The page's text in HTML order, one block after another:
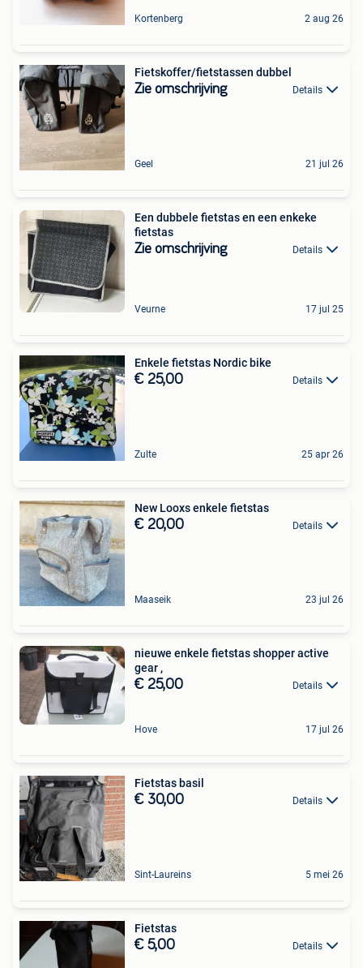
Kortenberg 2 aug 26
Fietskoffer/fietstassen dubbel
Zie omschrijving Details
Geel 21 jul 26
Een dubbele fietstas en een enkeke
fietstas
Zie omschrijving Details
Veurne 17 jul 25
Enkele fietstas Nordic bike
€ 25,00 Details
Zulte 25 apr 26
New Looxs enkele fietstas
€ 20,00 Details
Maaseik 23 jul 26
nieuwe enkele fietstas shopper active
gear ,
€ 25,00 Details
Hove 17 jul 26
Fietstas basil
€ 30,00 Details
Sint-Laureins 5 mei 26
Fietstas
€ 5,00 Details